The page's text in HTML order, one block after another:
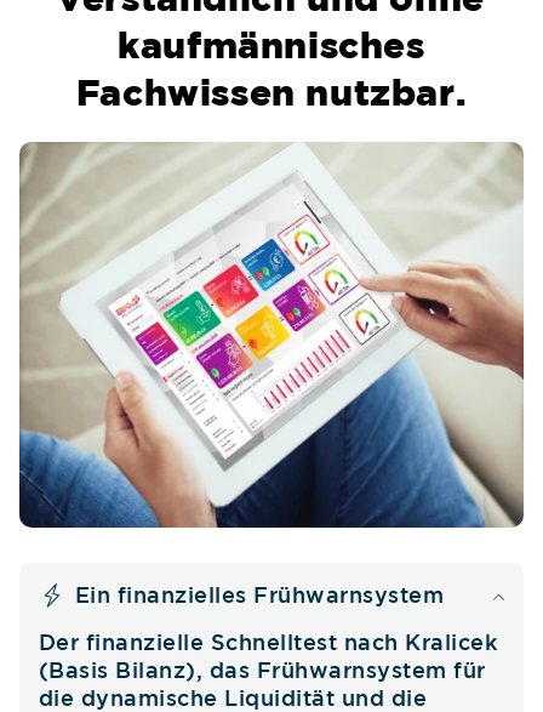
kaufmännisches
Fachwissen nutzbar.
Ein finanzielles Frühwarnsystem
Der finanzielle Schnelltest nach Kralicek
(Basis Bilanz), das Frühwarnsystem für
die dynamische Liquidität und die